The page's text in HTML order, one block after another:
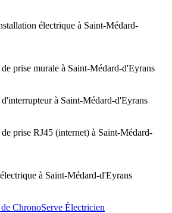
électrique à Saint-Médard-
prise murale à Saint-Médard-d'Eyrans
à Saint-Médard-d'Eyrans
prise RJ45 (internet) à Saint-Médard-
à Saint-Médard-d'Eyrans
ChronoServe Électricien